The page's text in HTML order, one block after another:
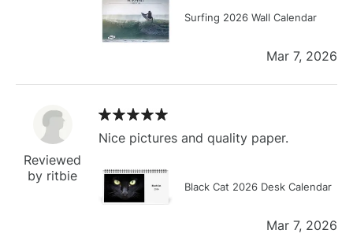
Surfing 2026 Wall Calendar
Mar 7, 2026
Reviewed
by ritbie
Nice pictures and quality paper.
Black Cat 2026 Desk Calendar
Mar 7, 2026